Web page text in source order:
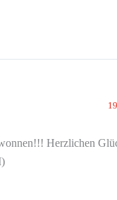
Herzlichen